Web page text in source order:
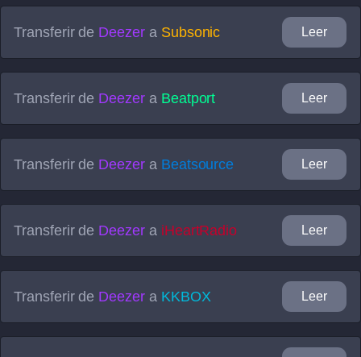
Transferir de Deezera Subsonic Leer
Transferir de Deezera Beatport Leer
Transferir de Deezera Beatsource Leer
Transferir de Deezera iHeartRadio Leer
Transferir de Deezera KKBOX Leer